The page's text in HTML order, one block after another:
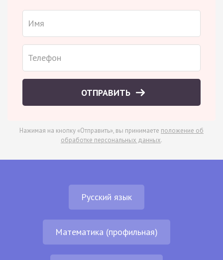
ОТПРАВИТЬ
Нажимая на кнопку «Отправить», вы принимаете положение об
обработке персональных данных.
Русский язык
Математика (профильная)